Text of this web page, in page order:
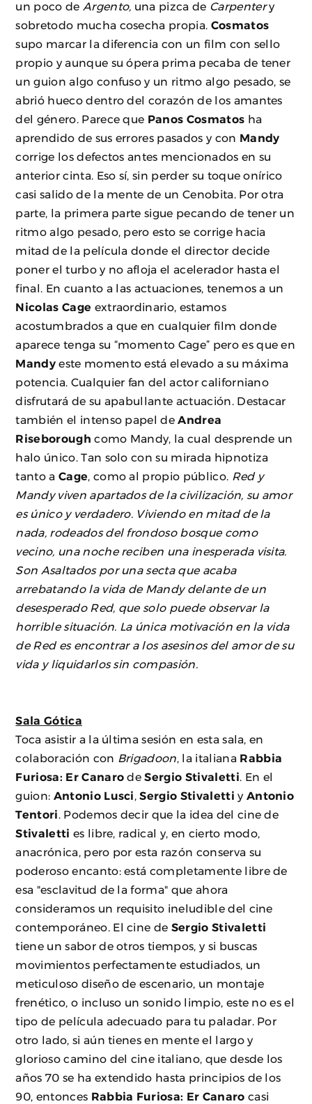
un poco de Argento, una pizca de Carpentery
sobretodo mucha cosecha propia. Cosmatos
supo marcar la diferencia con un film con sello
propio y aunque su ópera prima pecaba de tener
un guion algo confuso y un ritmo algo pesado, se
abrió hueco dentro del corazón de los amantes
del género. Parece que Panos Cosmatos ha
aprendido de sus errores pasados y con Mandy
corrige los defectos antes mencionados en su
anterior cinta. Eso sí, sin perder su toque onírico
casi salido de la mente de un Cenobita. Por otra
parte, la primera parte sigue pecando de tener un
ritmo algo pesado, pero esto se corrige hacia
mitad de la película donde el director decide
poner el turbo y no afloja el acelerador hasta el
final. En cuanto a las actuaciones, tenemos a un
Nicolas Cage extraordinario, estamos
acostumbrados a que en cualquier film donde
aparece tenga su “momento Cage” pero es que en
Mandy este momento está elevado a su máxima
potencia. Cualquier fan del actor californiano
disfrutará de su apabullante actuación. Destacar
también el intenso papel deAndrea
Riseborough como Mandy, la cual desprende un
halo único. Tan solo con su mirada hipnotiza
tanto a Cage, como al propio público. Red y
Mandy viven apartados de la civilización, su amor
es único y verdadero. Viviendo en mitad de la
nada, rodeados del frondoso bosque como
vecino, una noche reciben una inesperada visita.
Son Asaltados por una secta que acaba
arrebatando la vida de Mandy delante de un
desesperado Red, que solo puede observar la
horrible situación. La única motivación en la vida
de Red es encontrar a los asesinos del amor de su
vida y liquidarlos sin compasión.
Sala Gótica
Toca asistir a la última sesión en esta sala, en
colaboración con Brigadoon, la italiana Rabbia
Furiosa: Er Canaro deSergio Stivaletti. En el
guion: Antonio Lusci,Sergio Stivaletti y Antonio
Tentori. Podemos decir que la idea del cine de
Stivaletti es libre, radical y, en cierto modo,
anacrónica, pero por esta razón conserva su
poderoso encanto: está completamente libre de
esa "esclavitud de la forma" que ahora
consideramos un requisito ineludible del cine
contemporáneo. El cine de Sergio Stivaletti
tiene un sabor de otros tiempos, y si buscas
movimientos perfectamente estudiados, un
meticuloso diseño de escenario, un montaje
frenético, o incluso un sonido limpio, este no es el
tipo de película adecuado para tu paladar. Por
otro lado, si aún tienes en mente el largo y
glorioso camino del cine italiano, que desde los
años 70 se ha extendido hasta principios de los
90, entonces Rabbia Furiosa: Er Canaro casi